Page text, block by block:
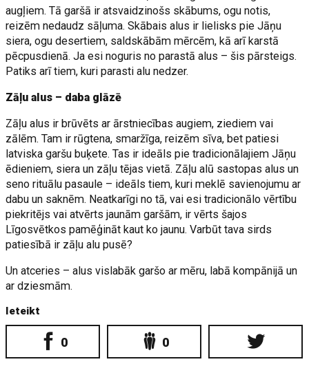
augļiem. Tā garšā ir atsvaidzinošs skābums, ogu notis,
reizēm nedaudz sāļuma. Skābais alus ir lielisks pie Jāņu
siera, ogu desertiem, saldskābām mērcēm, kā arī karstā
pēcpusdienā. Ja esi noguris no parastā alus – šis pārsteigs.
Patiks arī tiem, kuri parasti alu nedzer.
Zāļu alus – daba glāzē
Zāļu alus ir brūvēts ar ārstniecības augiem, ziediem vai
zālēm. Tam ir rūgtena, smaržīga, reizēm sīva, bet patiesi
latviska garšu buķete. Tas ir ideāls pie tradicionālajiem Jāņu
ēdieniem, siera un zāļu tējas vietā. Zāļu alū sastopas alus un
seno rituālu pasaule – ideāls tiem, kuri meklē savienojumu ar
dabu un saknēm. Neatkarīgi no tā, vai esi tradicionālo vērtību
piekritējs vai atvērts jaunām garšām, ir vērts šajos
Līgosvētkos pamēģināt kaut ko jaunu. Varbūt tava sirds
patiesībā ir zāļu alu pusē?
Un atceries – alus vislabāk garšo ar mēru, labā kompānijā un
ar dziesmām.
Ieteikt
0 0